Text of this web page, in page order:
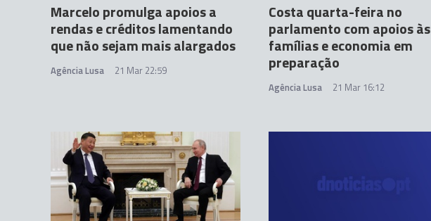
Marcelo promulga apoios a
rendas e créditos lamentando
que não sejam mais alargados
Agência Lusa 21 Mar 22:59
Costa quarta-feira no
parlamento com apoios às
famílias e economia em
preparação
Agência Lusa 21 Mar 16:12